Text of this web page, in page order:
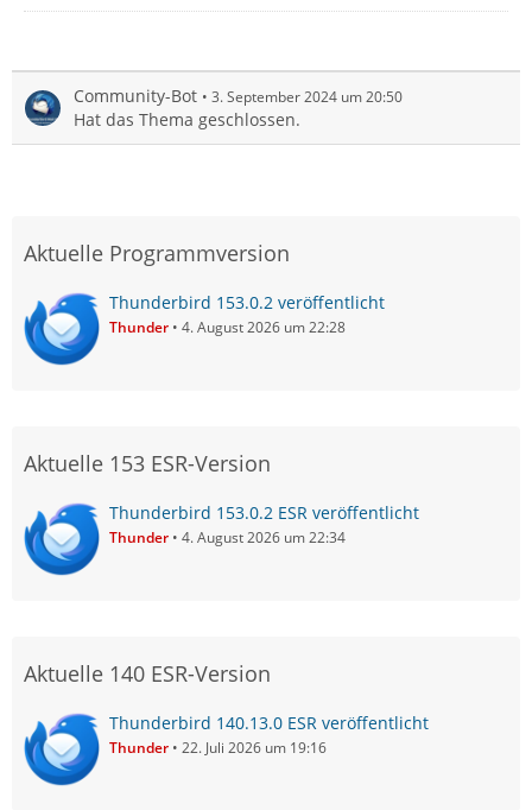
Community-Bot 3. September 2024 um 20:50
Hat das Thema geschlossen.
Aktuelle Programmversion
Thunderbird 153.0.2 veröffentlicht
Thunder 4. August 2026 um 22:28
Aktuelle 153 ESR-Version
Thunderbird 153.0.2 ESR veröffentlicht
Thunder 4. August 2026 um 22:34
Aktuelle 140 ESR-Version
Thunderbird 140.13.0 ESR veröffentlicht
Thunder 22. Juli 2026 um 19:16